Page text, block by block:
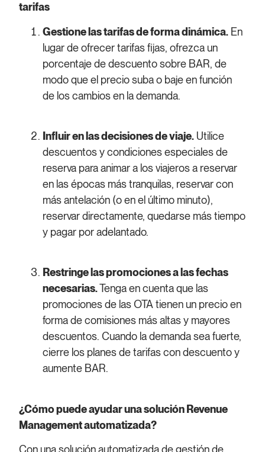
tarifas
Gestione las tarifas de forma dinámica. En
lugar de ofrecer tarifas fijas, ofrezca un
porcentaje de descuento sobre BAR, de
modo que el precio suba o baje en función
de los cambios en la demanda.
Influir en las decisiones de viaje. Utilice
descuentos y condiciones especiales de
reserva para animar a los viajeros a reservar
en las épocas más tranquilas, reservar con
más antelación (o en el último minuto),
reservar directamente, quedarse más tiempo
y pagar por adelantado.
Restringe las promociones a las fechas
necesarias.Tenga en cuenta que las
promociones de las OTA tienen un precio en
forma de comisiones más altas y mayores
descuentos. Cuando la demanda sea fuerte,
cierre los planes de tarifas con descuento y
aumente BAR.
¿Cómo puede ayudar una solución Revenue
Management automatizada?
Con una solución automatizada de gestión de